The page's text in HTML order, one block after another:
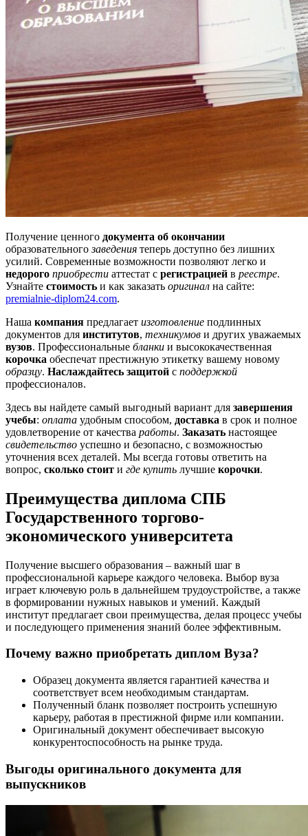
Получение ценного документа об окончании
образовательногозаведения теперь доступно без лишних
усилий. Современные возможности позволяют легко и
недорого приобрести аттестат с регистрацией в реестре.
Узнайте стоимость и как заказать оригинал на сайте:
premialnie-diplom24.com.
Наша компания предлагает изготовление подлинных
документов для институтов, техникумов и других уважаемых
вузов. Профессиональные бланки и высококачественная
корочка обеспечат престижную этикетку вашему новому
образцу. Наслаждайтесь защитой с поддержкой
профессионалов.
Здесь вы найдете самый выгодный вариант для завершения
учебы: оплата удобным способом, доставка в срок и полное
удовлетворение от качества работы. Заказать настоящее
свидетельство успешно и безопасно, с возможностью
уточнения всех деталей. Мы всегда готовы ответить на
вопрос, сколько стоит и где купить лучшие корочки.
Преимущества диплома СПБ
Государственного торгово-
экономического университета
Получение высшего образования – важный шаг в
профессиональной карьере каждого человека. Выбор вуза
играет ключевую роль в дальнейшем трудоустройстве, а также
в формировании нужных навыков и умений. Каждый
институт предлагает свои преимущества, делая процесс учебы
и последующего применения знаний более эффективным.
Почему важно приобретать диплом Вуза?
Образец документа является гарантией качества и
соответствует всем необходимым стандартам.
Полученный бланк позволяет построить успешную
карьеру, работая в престижной фирме или компании.
Оригинальный документ обеспечивает высокую
конкурентоспособность на рынке труда.
Выгоды оригинального документа для
выпускников